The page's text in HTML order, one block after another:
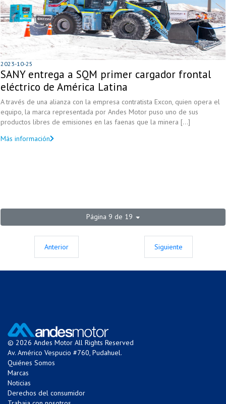
2023-10-25
SANY entrega a SQM primer cargador frontal
eléctrico de América Latina
A través de una alianza con la empresa contratista Excon, quien opera el
equipo, la marca representada por Andes Motor puso uno de sus
productos libres de emisiones en las faenas que la minera [...]
Más información
Página 9 de 19
Anterior Siguiente
© 2026 Andes Motor All Rights Reserved
Av. Américo Vespucio #760, Pudahuel.
Quiénes Somos
Marcas
Noticias
Derechos del consumidor